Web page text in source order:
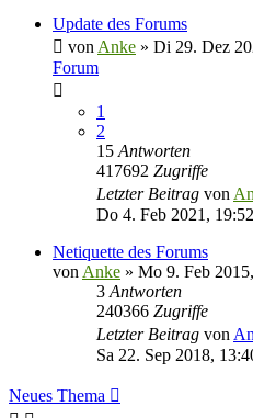
Update des Forums
von Anke » Di 29. Dez
Forum
1
2
15 Antworten
417692 Zugriffe
Letzter Beitrag von
Do 4. Feb 2021, 19:52
Netiquette des Forums
von Anke » Mo 9. Feb
3 Antworten
240366 Zugriffe
Letzter Beitrag von
Sa 22. Sep 2018,
Neues Thema